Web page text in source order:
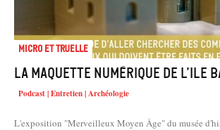
Micro et truelle
La maquette numérique de l’Ile
Podcast | Entretien | Archéologie
L'exposition "Merveilleux Moyen Âge" du musée